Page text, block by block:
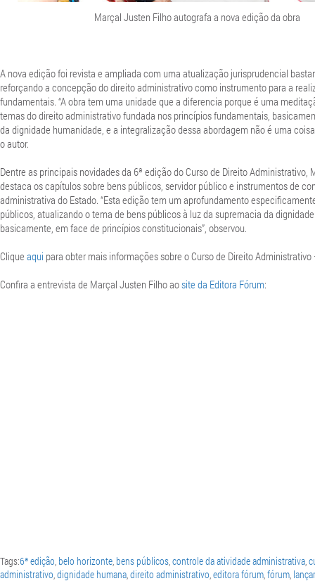
Marçal Justen Filho autografa a nova edição da obra
A nova edição foi revista e ampliada com uma atualização jurisprudencial
reforçando a concepção do direito administrativo como instrumento para a
fundamentais. “A obra tem uma unidade que a diferencia porque é uma
temas do direito administrativo fundada nos princípios fundamentais,
da dignidade humanidade, e a integralização dessa abordagem não é uma
o autor.
Dentre as principais novidades da 6ª edição do Curso de Direito Administrativo,
destaca os capítulos sobre bens públicos, servidor público e instrumentos de
administrativa do Estado. “Esta edição tem um aprofundamento
públicos, atualizando o tema de bens públicos à luz da supremacia da
basicamente, em face de princípios constitucionais”, observou.
Clique aqui para obter mais informações sobre o Curso de Direito
Confira a entrevista de Marçal Justen Filho aosite da Editora Fórum:
Tags:6ª edição, belo horizonte, bens públicos,controle da atividade administrativa,
administrativo,dignidade humana,direito administrativo,editora fórum,fórum,